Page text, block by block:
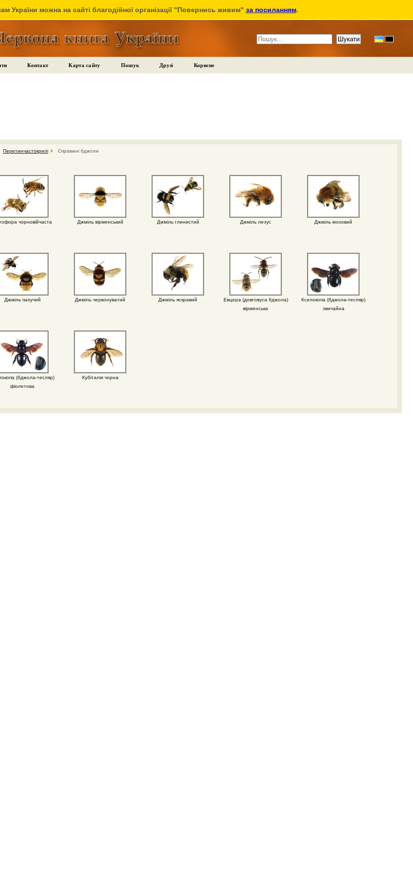
можна на сайті благодійної організації "Повернись живим" за посиланням.
Контакт Карта сайту Пошук Друзі Корисне
Перетинчастокрилі Справжні бджоли
чорновійчаста Джміль вірменський Джміль глинистий Джміль лезус Джміль моховий
Джміль пахучий Джміль червонуватий Джміль яскравий
Евцера (довговуса бджола)
вірменська
Ксилокопа (бджола-тесляр)
звичайна
(бджола-тесляр)
фіолетова
Кубіталія чорна